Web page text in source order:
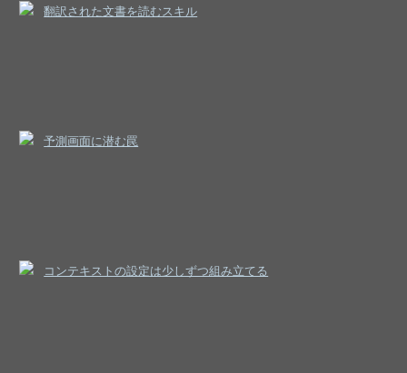
翻訳された文書を読むスキル
予測画面に潜む罠
コンテキストの設定は少しずつ組み立てる